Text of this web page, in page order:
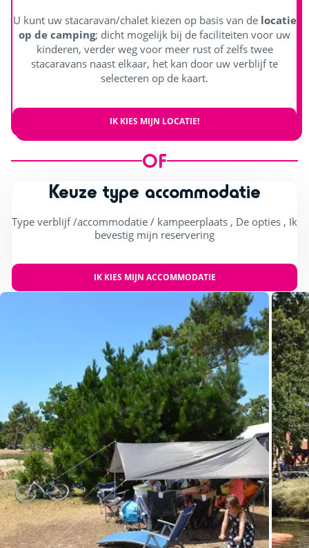
U kunt uw stacaravan/chalet kiezen op basis van delocatie
op de camping; dicht mogelijk bij de faciliteiten voor uw
kinderen, verder weg voor meer rust of zelfs twee
stacaravans naast elkaar, het kan door uw verblijf te
selecteren op de kaart.
IK KIES MIJN LOCATIE!
OF
Keuze type accommodatie
Type verblijf /accommodatie / kampeerplaats , De opties , Ik
bevestig mijn reservering
IK KIES MIJN ACCOMMODATIE